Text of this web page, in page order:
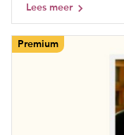
Lees meer
Premium